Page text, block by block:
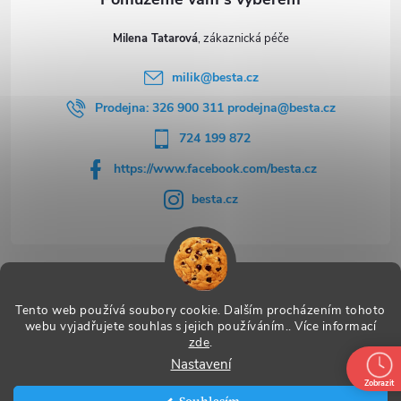
Tento web používá soubory cookie. Dalším procházením tohoto
webu vyjadřujete souhlas s jejich používáním.. Více informací
zde.
Nastavení
Milena Tatarová
milik@besta.cz
Prodejna: 326 900 311 prodejna@besta.cz
724 199 872
https://www.facebook.com/besta.cz
besta.cz
Užitečné odkazy
BESTA. Všechna práva vyhrazena.
Zobrazit